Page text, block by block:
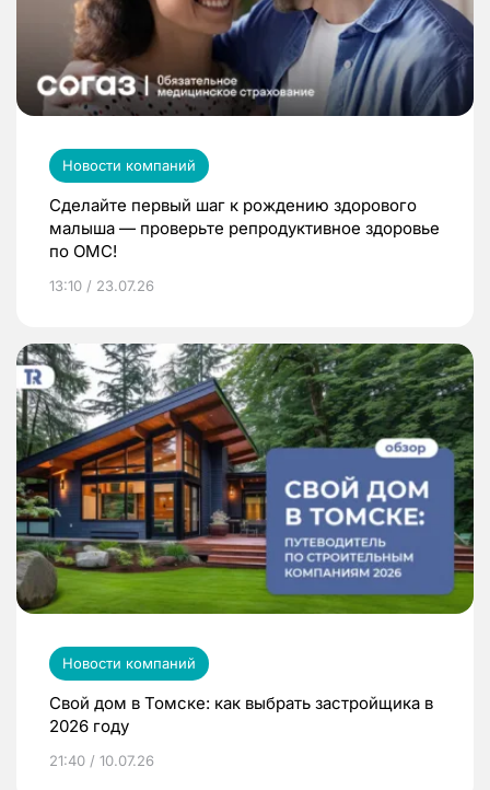
Новости компаний
Сделайте первый шаг к рождению здорового
малыша — проверьте репродуктивное здоровье
по ОМС!
13:10 / 23.07.26
Новости компаний
Свой дом в Томске: как выбрать застройщика в
2026 году
21:40 / 10.07.26